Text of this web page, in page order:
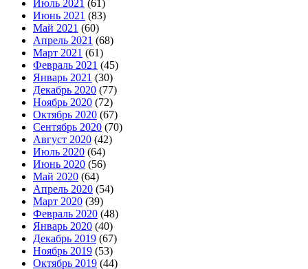
Июль 2021 (61)
Июнь 2021 (83)
Май 2021 (60)
Апрель 2021 (68)
Март 2021 (61)
Февраль 2021 (45)
Январь 2021 (30)
Декабрь 2020 (77)
Ноябрь 2020 (72)
Октябрь 2020 (67)
Сентябрь 2020 (70)
Август 2020 (42)
Июль 2020 (64)
Июнь 2020 (56)
Май 2020 (64)
Апрель 2020 (54)
Март 2020 (39)
Февраль 2020 (48)
Январь 2020 (40)
Декабрь 2019 (67)
Ноябрь 2019 (53)
Октябрь 2019 (44)